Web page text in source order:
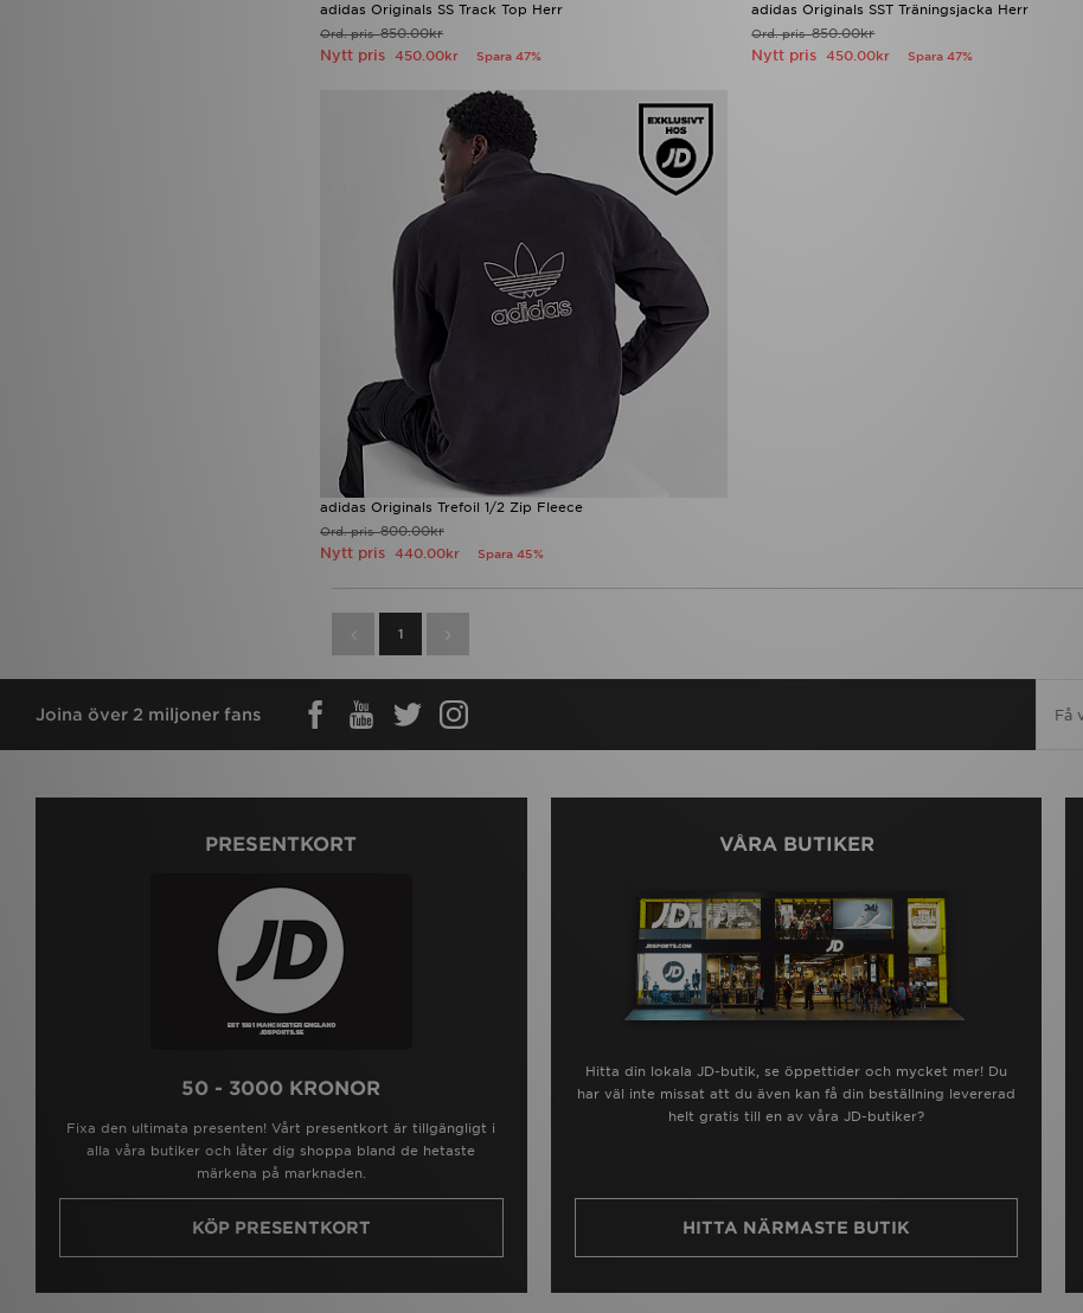
adidas Originals SS Track Top Herr
Ord. pris850.00kr
Nytt pris 450.00kr Spara 47%
adidas Originals SST Träningsjacka Herr
Ord. pris850.00kr
Nytt pris450.00kr Spara 47%
adidas Originals Trefoil 1/2 Zip Fleece
Ord. pris800.00kr
Nytt pris 440.00kr Spara 45%
1
Joina över 2 miljoner fans
PRESENTKORT
50 - 3000 KRONOR
Fixa den ultimata presenten! Vårt presentkort är tillgängligt i
alla våra butiker och låter dig shoppa bland de hetaste
märkena på marknaden.
KÖP PRESENTKORT
VÅRA BUTIKER
Hitta din lokala JD-butik, se öppettider och mycket mer! Du
har väl inte missat att du även kan få din beställning levererad
helt gratis till en av våra JD-butiker?
HITTA NÄRMASTE BUTIK